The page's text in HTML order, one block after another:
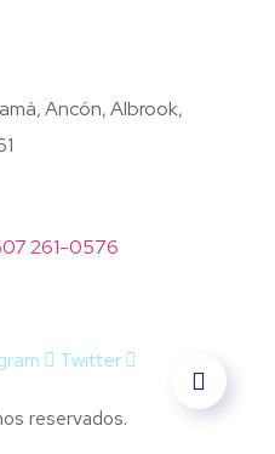
Ancón, Albrook,
261-0576
Twitter
reservados.